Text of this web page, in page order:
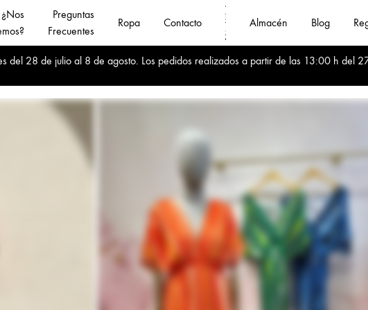
del 28 de julio al 8 de agosto. Los pedidos realizados a partir de las 13:00 h del
¿Nos
Preguntas
Frecuentes
Ropa Contacto
Fanny
Jin
❤️
Compra
Online
al
mujer
calidad
al
mejor
precio
🚛
Almacén Blog